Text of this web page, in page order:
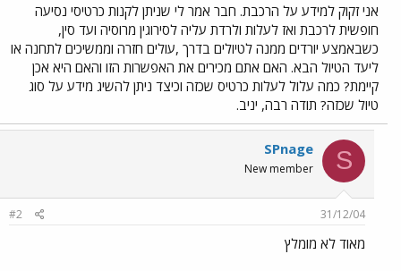
אני זקוק למידע על הרכבת. חבר אמר לי שניתן לקנות כרטיסי נסיעה
חופשית לרכבת ואז לעלות ולרדת עליה לסירוגין מרוסיה ועד סין,
כשבאמצע יורדים ממנה לטיולים בדרך ,עולים חזרה וממשיכים לתחנה או
ליעד הטיול הבא. האם אתם מכירים את האפשרות הזו והאם היא אכן
קיימת? כמה עלול לעלות כרטיס שכזה וכיצד ניתן להשיג מידע על סוג
טיול שכזה? תודה רבה, יניב.
S
SPnage
New member
31/12/04
#2
מאוד לא מומלץ